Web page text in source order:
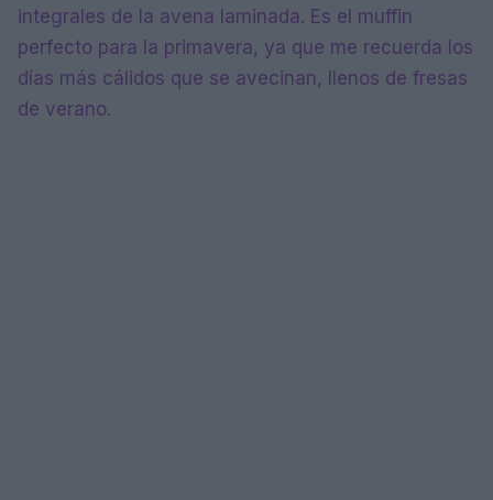
integrales de la avena laminada. Es el muffin
perfecto para la primavera, ya que me recuerda los
días más cálidos que se avecinan, llenos de fresas
de verano.